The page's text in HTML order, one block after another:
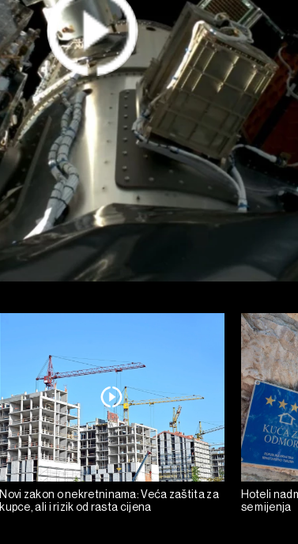
Novi zakon o nekretninama: Veća zaštita za
kupce, ali i rizik od rasta cijena
Hoteli
se mijenja